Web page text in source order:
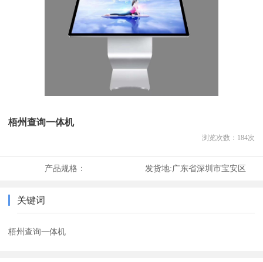
梧州查询一体机
浏览次数： 184次
产品规格： 发货地:广东省深圳市宝安区
关键词
梧州查询一体机